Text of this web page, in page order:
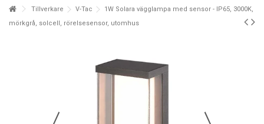
Tillverkare V-Tac
1W Solara vägglampa med sensor - IP65, 3000K,
mörkgrå, solcell, rörelsesensor, utomhus